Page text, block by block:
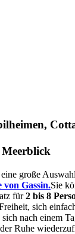
große
Gassin.Sie
für2 bis 8
sich
nach einem
Ruhe